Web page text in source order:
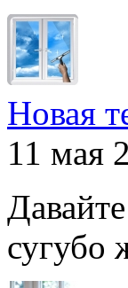
Новая
11 мая
сугубо